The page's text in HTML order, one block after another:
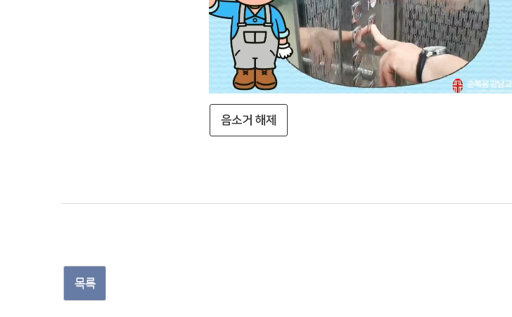
음소거 해제
목록